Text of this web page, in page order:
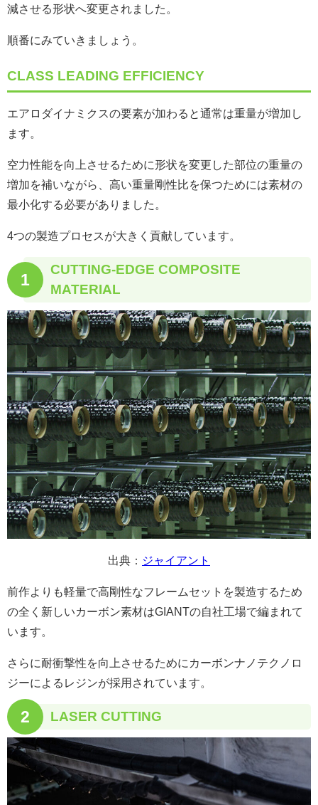
減させる形状へ変更されました。
順番にみていきましょう。
CLASS LEADING EFFICIENCY
エアロダイナミクスの要素が加わると通常は重量が増加し
ます。
空力性能を向上させるために形状を変更した部位の重量の
増加を補いながら、高い重量剛性比を保つためには素材の
最小化する必要がありました。
4つの製造プロセスが大きく貢献しています。
1
CUTTING-EDGE COMPOSITE
MATERIAL
出典： ジャイアント
前作よりも軽量で高剛性なフレームセットを製造するため
の全く新しいカーボン素材はGIANTの自社工場で編まれて
います。
さらに耐衝撃性を向上させるためにカーボンナノテクノロ
ジーによるレジンが採用されています。
2 LASER CUTTING